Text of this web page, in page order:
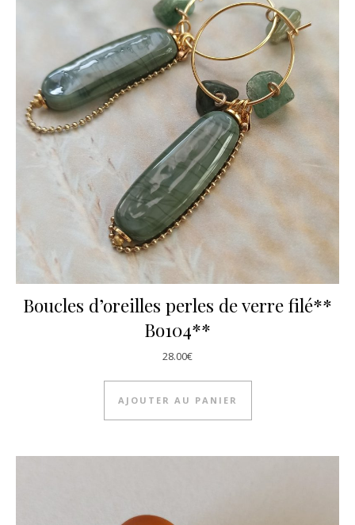
Boucles d’oreilles perles de verre filé**
Bo104**
28.00€
AJOUTER AU PANIER